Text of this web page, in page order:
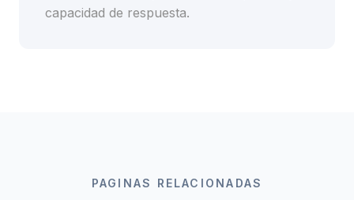
capacidad de respuesta.
PAGINAS RELACIONADAS